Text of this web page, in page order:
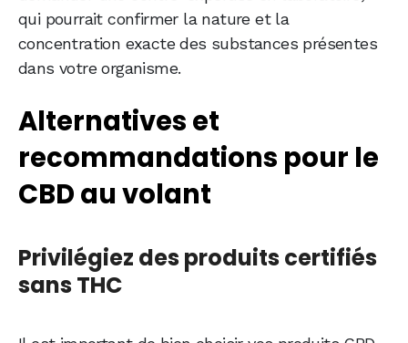
qui pourrait confirmer la nature et la
concentration exacte des substances présentes
dans votre organisme.
Alternatives et
recommandations pour le
CBD au volant
Privilégiez des produits certifiés
sans THC